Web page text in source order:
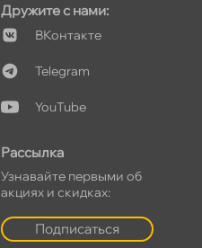
Дружите с нами:
Контакте
Telegram
YouTube
Рассылка
Узнавайте первыми о
акциях и скидках:
Подписаться